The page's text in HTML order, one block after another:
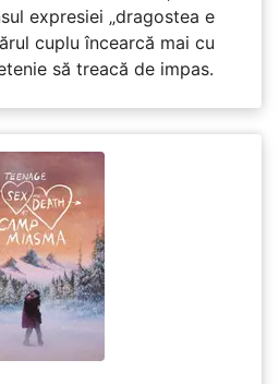
expresiei „dragostea e
cuplu încearcă mai cu
să treacă de impas.